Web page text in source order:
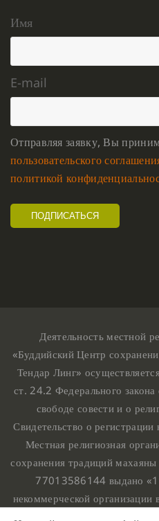
Имя
E-mail
Отправляя заявку, Вы
пользовательского
политикой
Деятельность местной
«Буддийский Центр
Тендар Линг»
ст. 24.2 Федерального
свободе совести и о
Свидетельство о
Местная религиозная
сохранения традиций
77013586144 выдано
некоммерческой